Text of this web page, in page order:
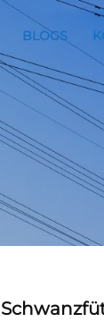
BLOGS